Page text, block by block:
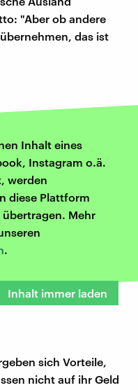
"Aber ob andere
das ist
Inhalt eines
Instagram o.ä.
werden
diese Plattform
Mehr
.
Inhalt immer laden
sich Vorteile,
nicht auf ihr Geld